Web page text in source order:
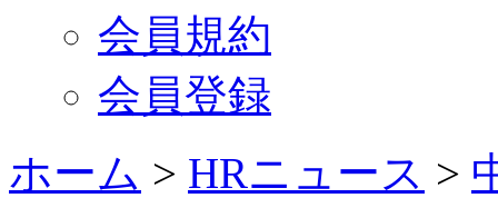
会員規約
会員登録
ホーム > HRニュース >